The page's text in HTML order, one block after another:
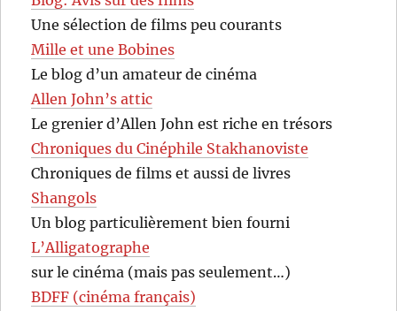
Une sélection de films peu courants
Mille et une Bobines
Le blog d’un amateur de cinéma
Allen John’s attic
Le grenier d’Allen John est riche en trésors
Chroniques du Cinéphile Stakhanoviste
Chroniques de films et aussi de livres
Shangols
Un blog particulièrement bien fourni
L’Alligatographe
sur le cinéma (mais pas seulement…)
BDFF (cinéma français)